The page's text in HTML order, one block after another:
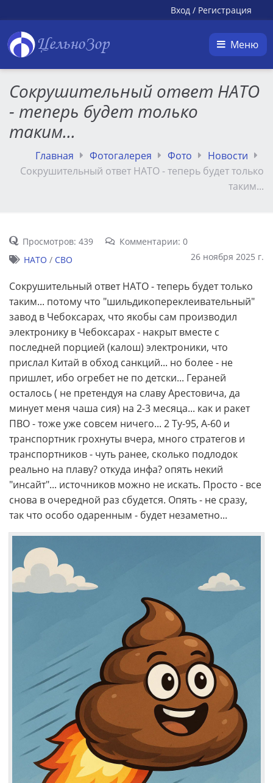
Вход / Регистрация
ЦельноЗор Меню
Сокрушительный ответ НАТО
- теперь будет только
таким...
Главная Фотогалерея Фото
Новости
Сокрушительный ответ НАТО - теперь будет только
таким...
Просмотров: 439
Комментарии: 0
26 ноября 2025 г.
НАТО / СВО
Сокрушительный ответ НАТО - теперь будет только
таким... потому что "шильдикопереклеивательный"
завод в Чебоксарах, что якобы сам производил
электронику в Чебоксарах - накрыт вместе с
последней порцией (калош) электроники, что
прислал Китай в обход санкций... но более - не
пришлет, ибо огребет не по детски... Гераней
осталось ( не претендуя на славу Арестовича, да
минует меня чаша сия) на 2-3 месяца... как и ракет
ПВО - тоже уже совсем ничего... 2 Ту-95, А-60 и
транспортник грохнуты вчера, много стратегов и
транспортников - чуть ранее, сколько подлодок
реально на плаву? откуда инфа? опять некий
"инсайт"... источников можно не искать. Просто - все
снова в очередной раз сбудется. Опять - не сразу,
так что особо одаренным - будет незаметно...